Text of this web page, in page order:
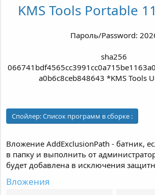
KMS Tools Portable
Пароль/Password:
sha256
a0b6c8ceb848643 *KMS Tools
Спойлер:Список программ в сборке :
Вложение AddExclusionPath - батник,
в папку и выполнить от
будет добавлена в исключения
Вложения